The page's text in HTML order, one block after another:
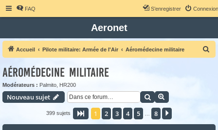
FAQ Connexion
S’enregistrer
Aeronet
Accueil Pilote militaire: Armée de l'Air Aéromédecine militaire
Aéromédecine militaire
Modérateurs : Palmito HR200
Nouveau sujet Rechercher
399 sujets Page 1sur8
1 2 3 4 5 8